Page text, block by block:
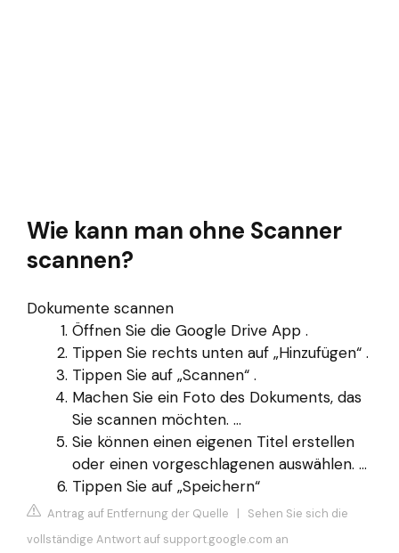
Wie kann man ohne Scanner
scannen?
Dokumente scannen
Öffnen Sie die Google Drive App .
Tippen Sie rechts unten auf „Hinzufügen“ .
Tippen Sie auf „Scannen“ .
Machen Sie ein Foto des Dokuments, das
Sie scannen möchten. ...
Sie können einen eigenen Titel erstellen
oder einen vorgeschlagenen auswählen. ...
Tippen Sie auf „Speichern“
Antrag auf Entfernung der Quelle | Sehen Sie sich die
vollständige Antwort auf support.google.com an